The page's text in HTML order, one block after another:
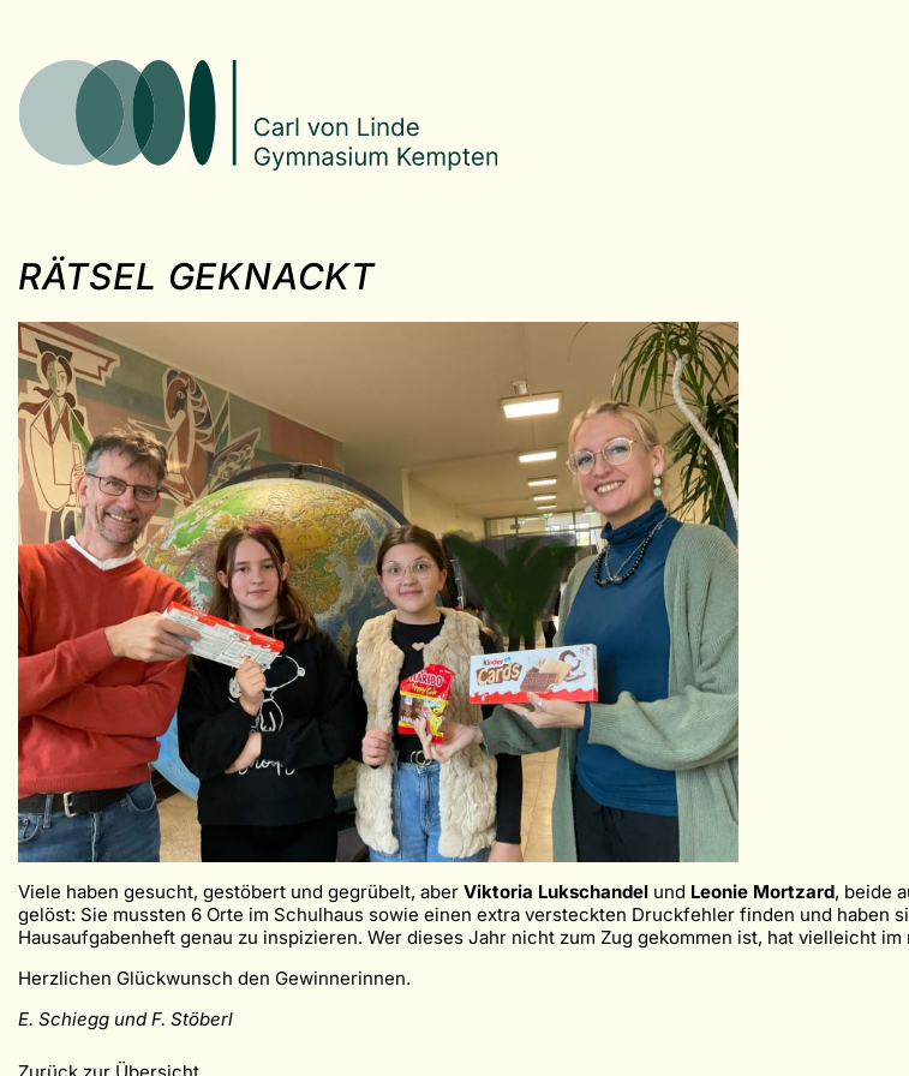
RÄTSEL GEKNACKT
Viele haben gesucht, gestöbert und gegrübelt, aber Viktoria Lukschandel und Leonie Mortzard, beide
gelöst: Sie mussten 6 Orte im Schulhaus sowie einen extra versteckten Druckfehler finden und
Hausaufgabenheft genau zu inspizieren. Wer dieses Jahr nicht zum Zug gekommen ist, hat vielleicht
Herzlichen Glückwunsch den Gewinnerinnen.
E. Schiegg und F. Stöberl